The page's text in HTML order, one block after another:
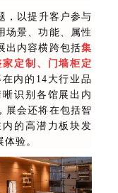
以提升客户参与
场景、功能、属性
出内容横跨包括集
定制、门墙柜定
在内的14大行业品
识别各馆展出内
展会还将在包括智
的高潜力板块发
验。